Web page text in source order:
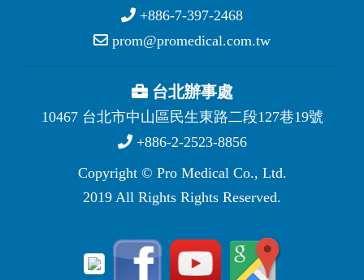
+886-7-397-2468
prom@promedical.com.tw
台北辦事處
10467 台北市中山區民生東路二段127巷19號
+886-2-2523-8856
Copyright © Pro Medical Co., Ltd.
2019 All Rights Rights Reserved.